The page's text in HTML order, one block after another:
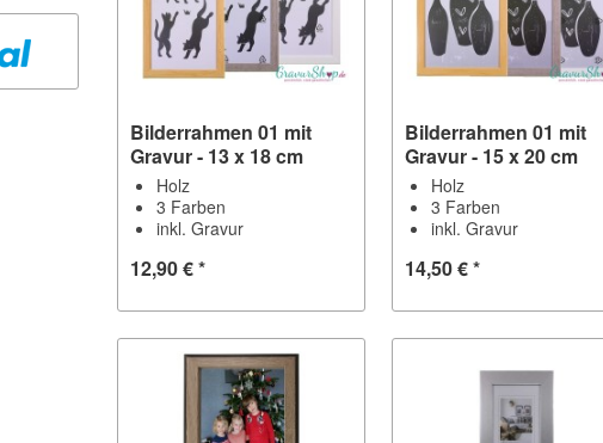
Bilderrahmen 01 mit
Gravur - 13 x 18 cm
Holz
3 Farben
inkl. Gravur
12,90 € *
Bilderrahmen 01 mit
Gravur - 15 x 20 cm
Holz
3 Farben
inkl. Gravur
14,50 € *